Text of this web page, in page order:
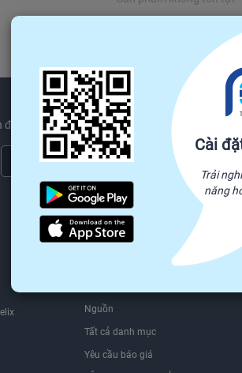
được các sản phẩm mới nhất xu hướng và
Chúng tôi sẽ không bao giờ chia sẻ thông tin email
Tìm nguồn hàng trên
Nguồn
Tất cả danh mục
Yêu cầu báo giá
Cài
Trải
năng